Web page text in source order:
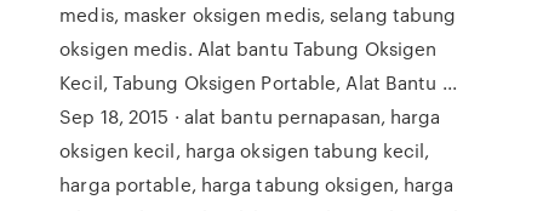
medis, masker oksigen medis, selang tabung
oksigen medis. Alat bantu Tabung Oksigen
Kecil, Tabung Oksigen Portable, Alat Bantu ...
Sep 18, 2015 · alat bantu pernapasan, harga
oksigen kecil, harga oksigen tabung kecil,
harga portable, harga tabung oksigen, harga